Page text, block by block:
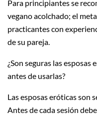
Para principiantes se
vegano acolchado; el
practicantes con
de su pareja.
¿Son seguras las
antes de usarlas?
Las esposas eróticas son
Antes de cada sesión